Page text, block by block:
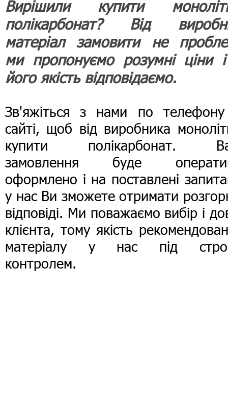
Вирішили купити
полікарбонат? Від
матеріал замовити не
ми пропонуємо розумні ціни
його якість відповідаємо.
Зв'яжіться з нами по
сайті, щоб від виробника
купити полікарбонат.
замовлення буде
оформлено і на поставлені
у нас Ви зможете отримати
відповіді. Ми поважаємо вибір і
клієнта, тому якість
матеріалу у нас під
контролем.